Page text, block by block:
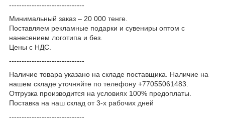
------------------------------
Минимальный заказ – 20 000 тенге.
Поставляем рекламные подарки и сувениры оптом с
нанесением логотипа и без.
Цены с НДС.
------------------------------
Наличие товара указано на складе поставщика. Наличие на
нашем складе уточняйте по телефону +77055061483.
Отгрузка производится на условиях 100% предоплаты.
Поставка на наш склад от 3-x рабочих дней
------------------------------